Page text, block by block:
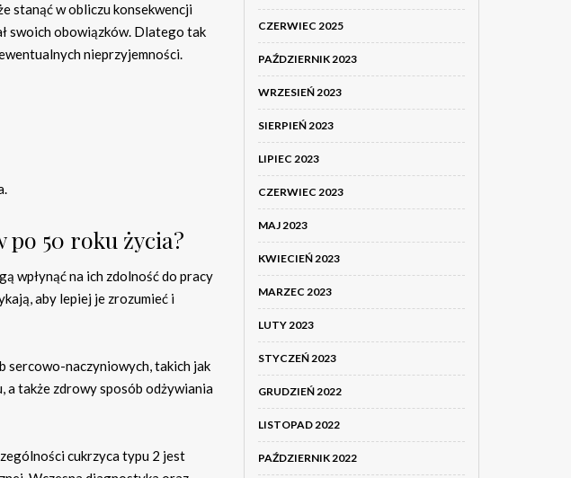
stanąć w obliczu konsekwencji
swoich obowiązków. Dlatego tak
nieprzyjemności.
50 roku życia?
wpłynąć na ich zdolność do pracy
aby lepiej je zrozumieć i
sercowo-naczyniowych, takich jak
a także zdrowy sposób odżywiania
cukrzyca typu 2 jest
CZERWIEC 2025
PAŹDZIERNIK 2023
WRZESIEŃ 2023
SIERPIEŃ 2023
LIPIEC 2023
CZERWIEC 2023
MAJ 2023
KWIECIEŃ 2023
MARZEC 2023
LUTY 2023
STYCZEŃ 2023
GRUDZIEŃ 2022
LISTOPAD 2022
PAŹDZIERNIK 2022